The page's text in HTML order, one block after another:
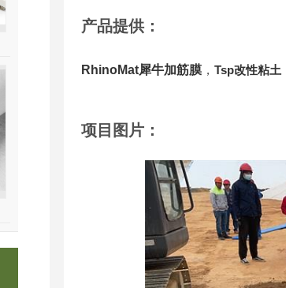
产品提供：
R hinoMat犀牛加筋膜 ， Tsp改性粘土
项目图片：